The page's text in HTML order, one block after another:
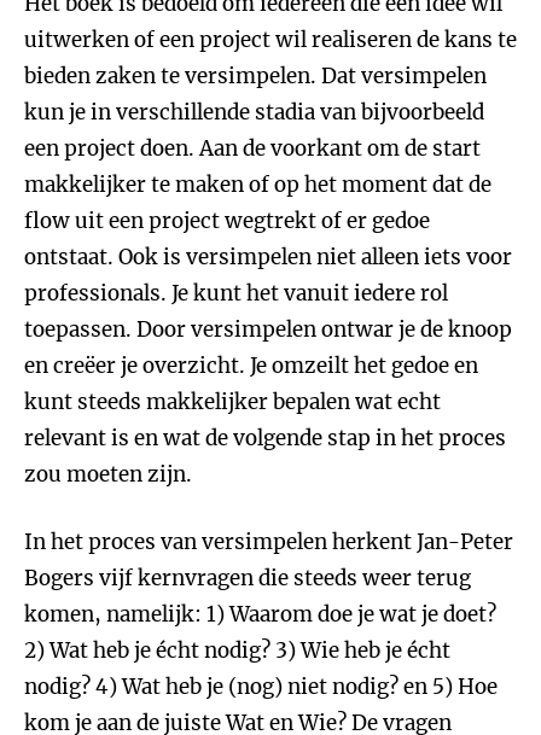
uitwerken of een project wil realiseren de kans te
bieden zaken te versimpelen. Dat versimpelen
kun je in verschillende stadia van bijvoorbeeld
een project doen. Aan de voorkant om de start
makkelijker te maken of op het moment dat de
flow uit een project wegtrekt of er gedoe
ontstaat. Ook is versimpelen niet alleen iets voor
professionals. Je kunt het vanuit iedere rol
toepassen. Door versimpelen ontwar je de knoop
en creëer je overzicht. Je omzeilt het gedoe en
kunt steeds makkelijker bepalen wat echt
relevant is en wat de volgende stap in het proces
zou moeten zijn.
In het proces van versimpelen herkent Jan-Peter
Bogers vijf kernvragen die steeds weer terug
komen, namelijk: 1) Waarom doe je wat je doet?
2) Wat heb je écht nodig? 3) Wie heb je écht
nodig? 4) Wat heb je (nog) niet nodig? en 5) Hoe
kom je aan de juiste Wat en Wie? De vragen